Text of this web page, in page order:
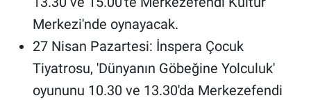
Merkezi'nde oynayacak.
27 Nisan Pazartesi: İnspera Çocuk
Tiyatrosu, 'Dünyanın Göbeğine Yolculuk'
oyununu 10.30 ve 13.30'da Merkezefendi